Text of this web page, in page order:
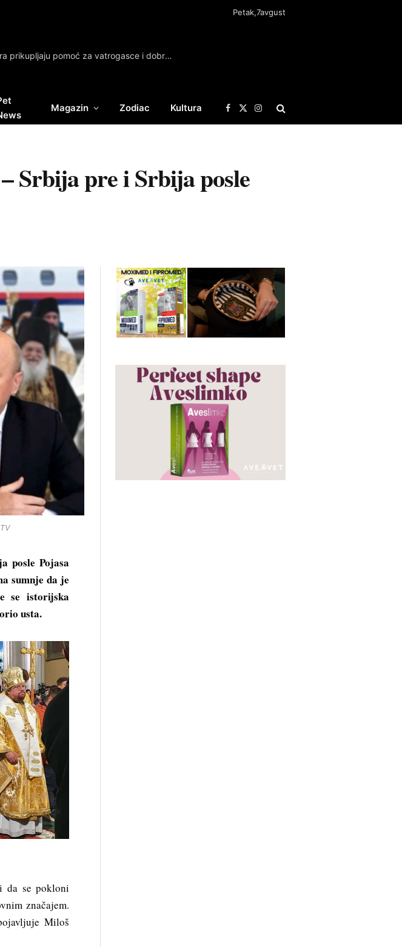
Petak,7avgust
Studenti u Pančevu sutra prikupljaju pomoć za vatrogasce i dobrovoljce u Deliblatskoj peščari
Magazin Zodiac Kultura Facebook
X
(Twitter)
Instagram
Srbija pre i Srbija posle
posle Pojasa
sumnje da je
se istorijska
usta.
da se pokloni
značajem.
Miloš